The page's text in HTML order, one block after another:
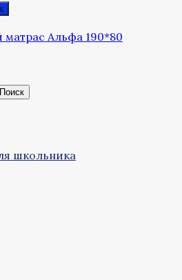
Альфа 190*80
Поиск
школьника